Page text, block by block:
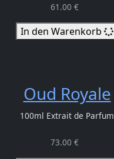
61.00 €
In den Warenkorb
Oud Royale
100ml Extrait de Parfum
73.00 €